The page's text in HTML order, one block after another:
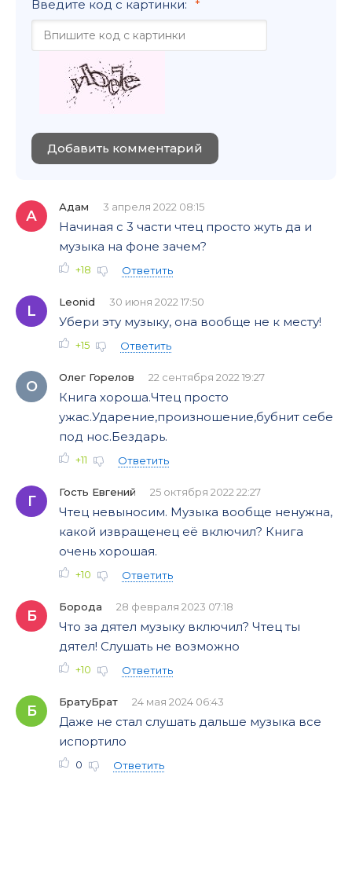
Введите код с картинки:
Добавить комментарий
А
Адам 3 апреля 2022 08:15
Начиная с 3 части чтец просто жуть да и
музыка на фоне зачем?
+18 Ответить
L
Leonid 30 июня 2022 17:50
Убери эту музыку, она вообще не к месту!
+15 Ответить
О
Олег Горелов 22 сентября 2022 19:27
Книга хороша.Чтец просто
ужас.Ударение,произношение,бубнит себе
под нос.Бездарь.
+11 Ответить
Г
Гость Евгений 25 октября 2022 22:27
Чтец невыносим. Музыка вообще ненужна,
какой извращенец её включил? Книга
очень хорошая.
+10 Ответить
Б
Борода 28 февраля 2023 07:18
Что за дятел музыку включил? Чтец ты
дятел! Слушать не возможно
+10 Ответить
Б
БратуБрат 24 мая 2024 06:43
Даже не стал слушать дальше музыка все
испортило
0 Ответить